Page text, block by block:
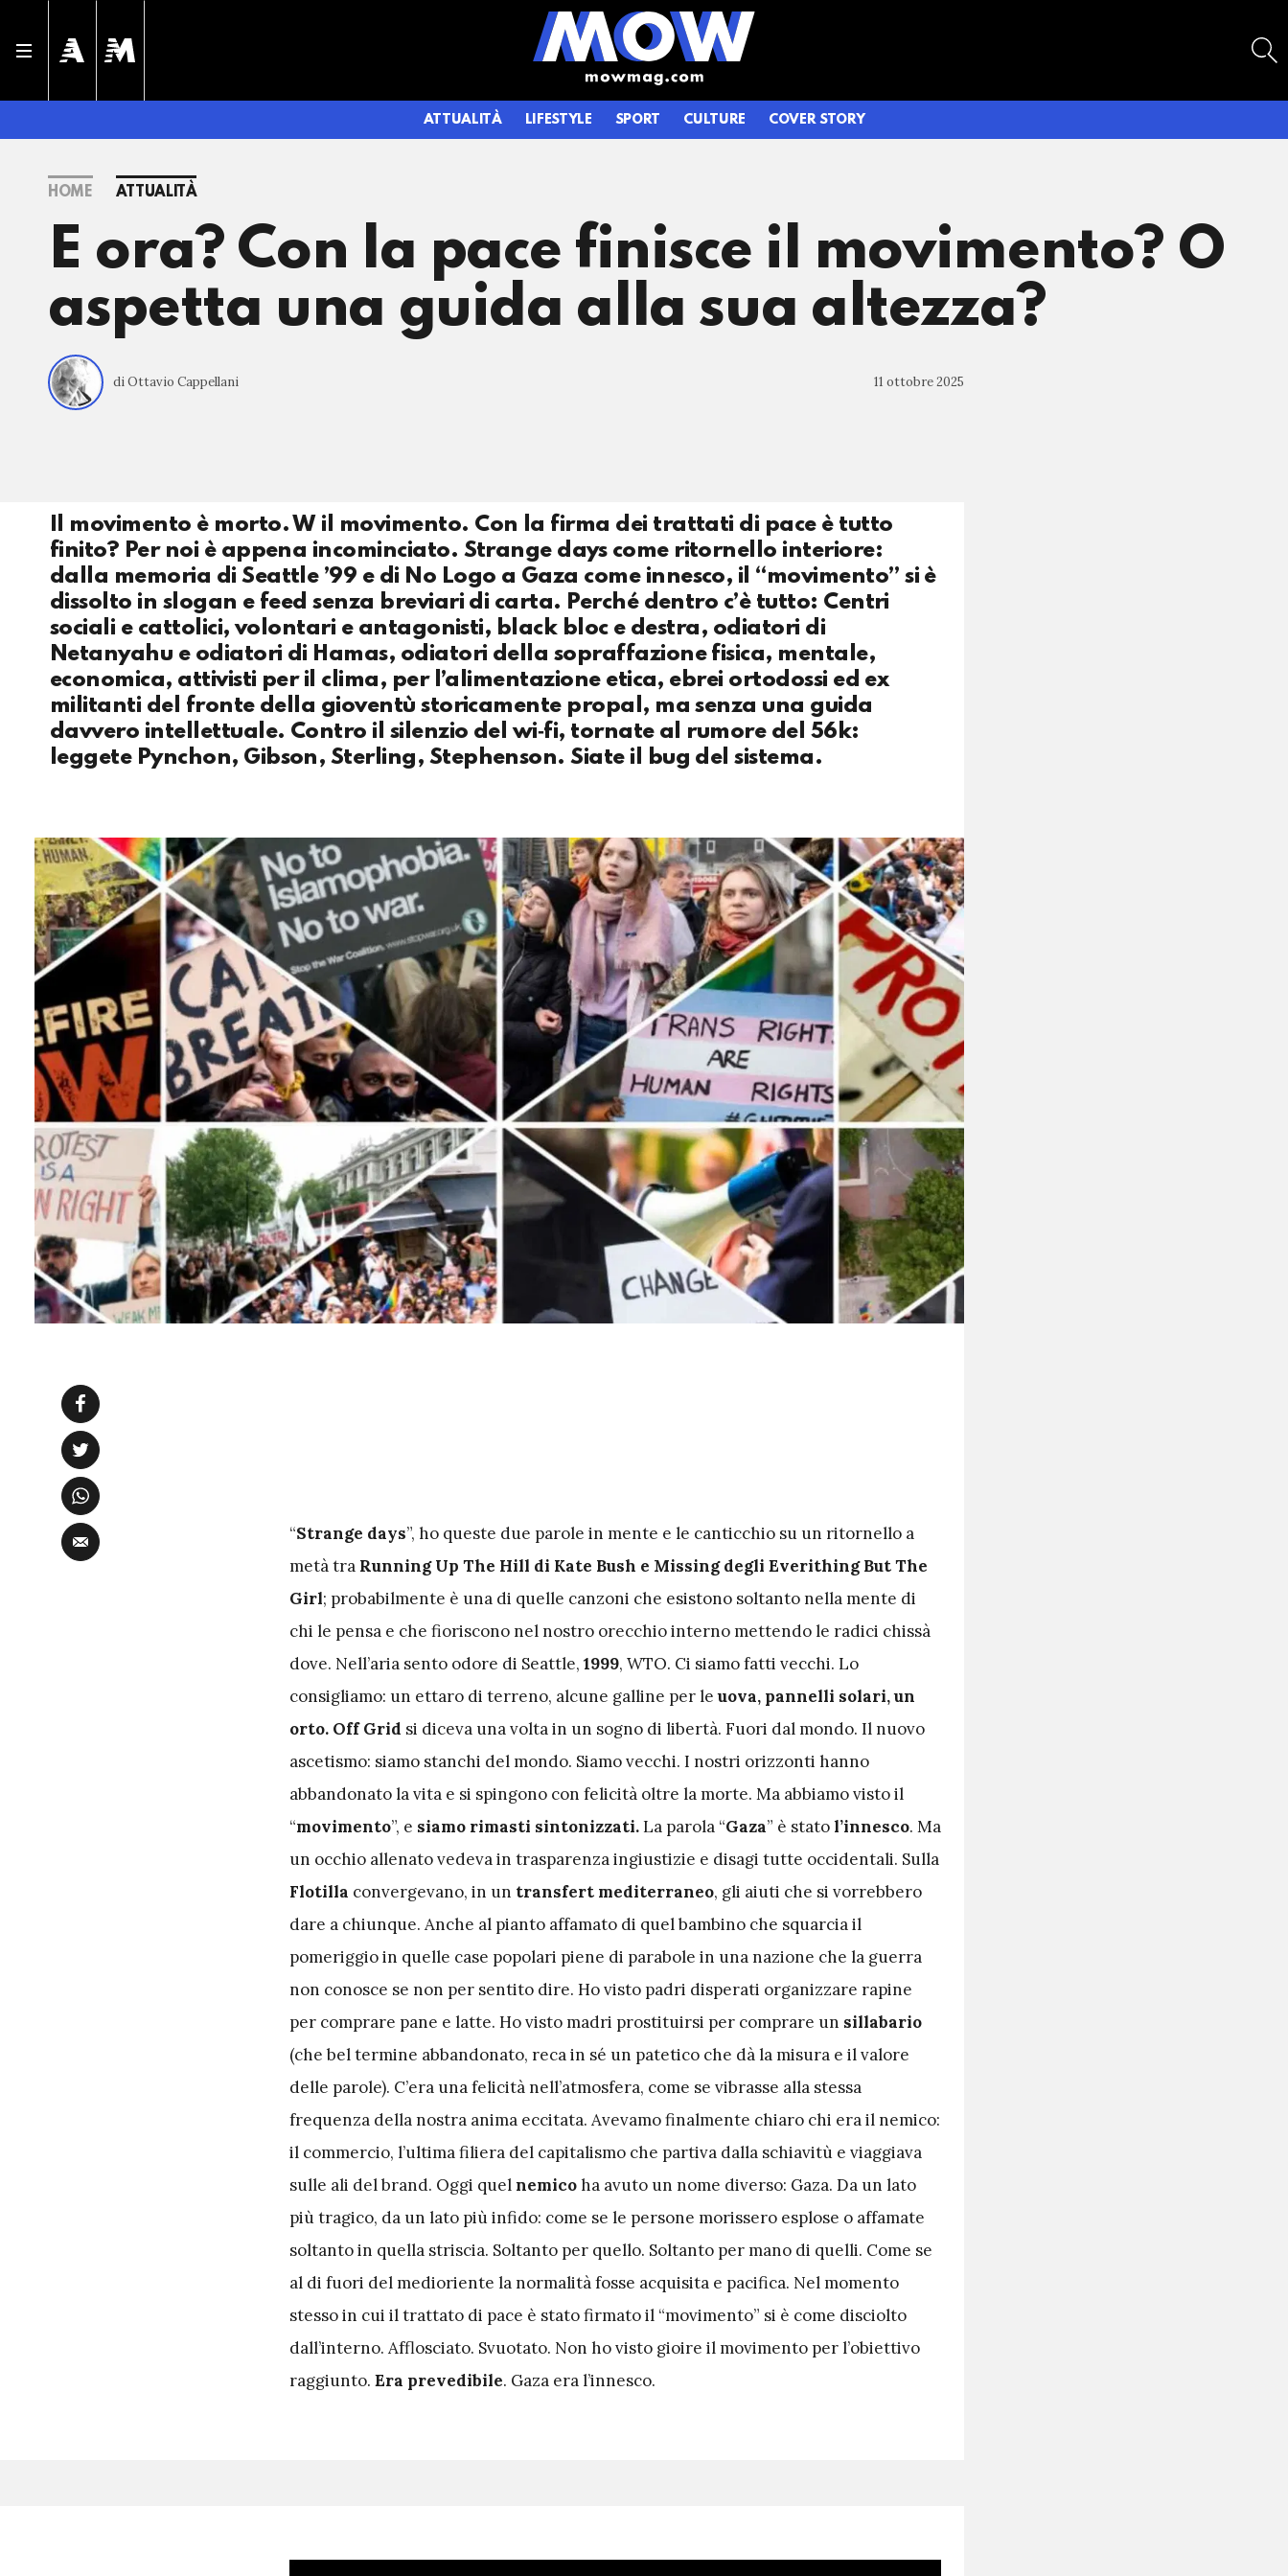
ATTUALITÀ LIFESTYLE SPORT CULTURE COVER STORY
HOME ATTUALITÀ
E ora? Con la pace finisce il movimento? O
aspetta una guida alla sua altezza?
di Ottavio Cappellani 11 ottobre 2025
Il movimento è morto. W il movimento. Con la firma dei trattati di pace è tutto
finito? Per noi è appena incominciato. Strange days come ritornello interiore:
dalla memoria di Seattle ’99 e di No Logo a Gaza come innesco, il “movimento” si è
dissolto in slogan e feed senza breviari di carta. Perché dentro c’è tutto: Centri
sociali e cattolici, volontari e antagonisti, black bloc e destra, odiatori di
Netanyahu e odiatori di Hamas, odiatori della sopraffazione fisica, mentale,
economica, attivisti per il clima, per l’alimentazione etica, ebrei ortodossi ed ex
militanti del fronte della gioventù storicamente propal, ma senza una guida
davvero intellettuale. Contro il silenzio del wi‑fi, tornate al rumore del 56k:
leggete Pynchon, Gibson, Sterling, Stephenson. Siate il bug del sistema.
“Strange days”, ho queste due parole in mente e le canticchio su un ritornello a
metà tra Running Up The Hill di Kate Bush e Missing degli Everithing But The
Girl; probabilmente è una di quelle canzoni che esistono soltanto nella mente di
chi le pensa e che fioriscono nel nostro orecchio interno mettendo le radici chissà
dove. Nell’aria sento odore di Seattle, 1999, WTO. Ci siamo fatti vecchi. Lo
consigliamo: un ettaro di terreno, alcune galline per leuova, pannelli solari, un
orto. Off Grid si diceva una volta in un sogno di libertà. Fuori dal mondo. Il nuovo
ascetismo: siamo stanchi del mondo. Siamo vecchi. I nostri orizzonti hanno
abbandonato la vita e si spingono con felicità oltre la morte. Ma abbiamo visto il
“movimento”, e siamo rimasti sintonizzati.La parola “Gaza” è statol’innesco. Ma
un occhio allenato vedeva in trasparenza ingiustizie e disagi tutte occidentali. Sulla
Flotilla convergevano, in un transfert mediterraneo, gli aiuti che si vorrebbero
dare a chiunque. Anche al pianto affamato di quel bambino che squarcia il
pomeriggio in quelle case popolari piene di parabole in una nazione che la guerra
non conosce se non per sentito dire. Ho visto padri disperati organizzare rapine
per comprare pane e latte. Ho visto madri prostituirsi per comprare un sillabario
(che bel termine abbandonato, reca in sé un patetico che dà la misura e il valore
delle parole). C’era una felicità nell’atmosfera, come se vibrasse alla stessa
frequenza della nostra anima eccitata. Avevamo finalmente chiaro chi era il nemico:
il commercio, l’ultima filiera del capitalismo che partiva dalla schiavitù e viaggiava
sulle ali del brand. Oggi quelnemicoha avuto un nome diverso: Gaza. Da un lato
più tragico, da un lato più infido: come se le persone morissero esplose o affamate
soltanto in quella striscia. Soltanto per quello. Soltanto per mano di quelli. Come se
al di fuori del medioriente la normalità fosse acquisita e pacifica. Nel momento
stesso in cui il trattato di pace è stato firmato il “movimento” si è come disciolto
dall’interno. Afflosciato. Svuotato. Non ho visto gioire il movimento per l’obiettivo
raggiunto. Era prevedibile. Gaza era l’innesco.